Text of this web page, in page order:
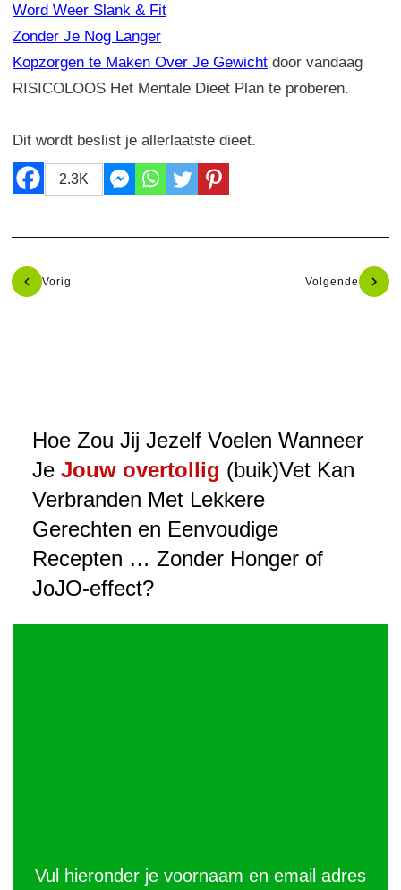
Word Weer Slank & Fit
Zonder Je Nog Langer
Kopzorgen te Maken Over Je Gewicht door vandaag
RISICOLOOS Het Mentale Dieet Plan te proberen.
Dit wordt beslist je allerlaatste dieet.
2.3K
Vorig Volgende
Hoe Zou Jij Jezelf Voelen Wanneer
Je Jouw overtollig (buik)Vet Kan
Verbranden Met Lekkere
Gerechten en Eenvoudige
Recepten … Zonder Honger of
JoJO-effect?
Vul hieronder je voornaam en email adres